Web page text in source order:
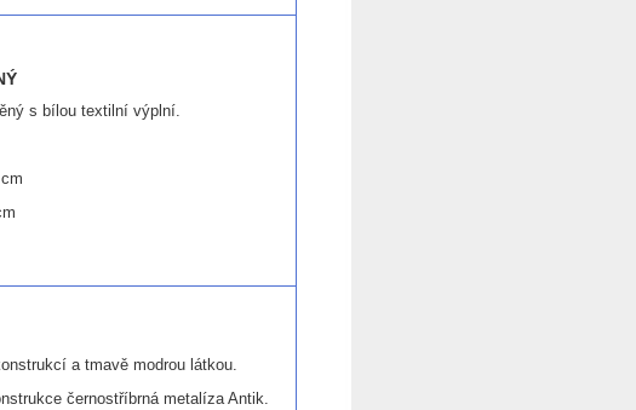
s bílou textilní výplní.
a tmavě modrou látkou.
černostříbrná metalíza Antik.